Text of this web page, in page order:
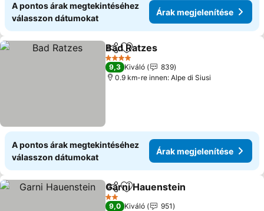
A pontos árak megtekintéséhez
válasszon dátumokat
Árak megjelenítése
Megosztás
Hozzáadás a kedvencekhez
Bad Ratzes
4 Kategória
9,3 Kiváló
839
0.9 km-re innen: Alpe di Siusi
A pontos árak megtekintéséhez
válasszon dátumokat
Árak megjelenítése
Megosztás
Hozzáadás a kedvencekhez
Garni Hauenstein
2 Kategória
9,0 Kiváló
951